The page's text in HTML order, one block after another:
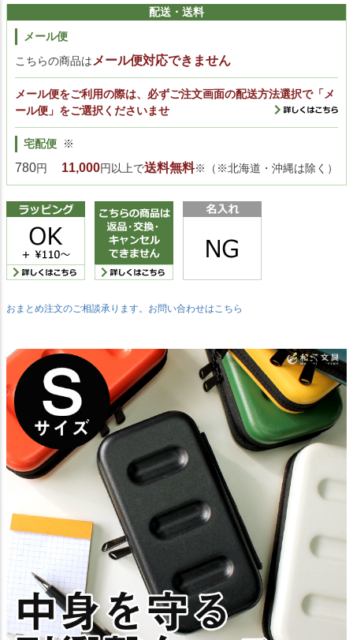
配送・送料
メール便
こちらの商品は メール便対応できません
メール便をご利用の際は、必ずご注文画面の配送方法選択で「メ
ール便」をご選択くださいませ
宅配便
780円
※
11,000円以上で送料無料※（※北海道・沖縄は除く）
おまとめ注文のご相談承ります。お問い合わせはこちら